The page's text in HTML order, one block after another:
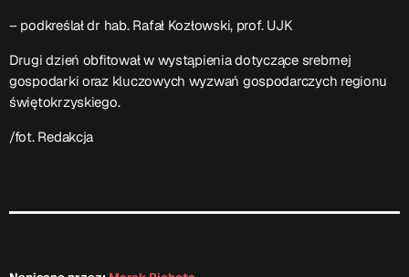
– podkreślał dr hab. Rafał Kozłowski, prof. UJK
Drugi dzień obfitował w wystąpienia dotyczące srebrnej
gospodarki oraz kluczowych wyzwań gospodarczych regionu
świętokrzyskiego.
/fot. Redakcja